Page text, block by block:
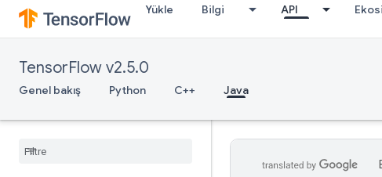
Yükle Bilgi API
TensorFlow v2.5.0
Genel bakış Python C++ Java
QuantizedConv2DWithBiasAndRelu
QuantizedConv2DWithBiasAndReluAndRequantize
QuantizedConv2DWithBiasSignedSumAndReluAndRequantize
QuantizedConv2DWithBiasSumAndRelu
QuantizedDepthwiseConv2D
Bias